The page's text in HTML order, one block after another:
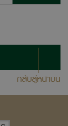
กลับสู่หน้าบน